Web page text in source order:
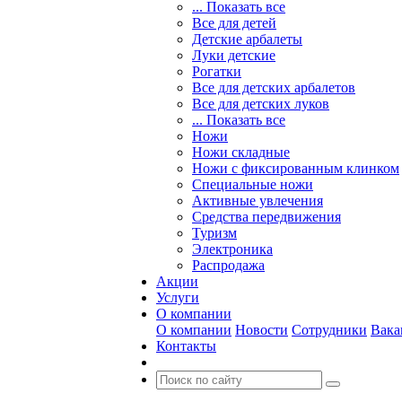
... Показать все
Все для детей
Детские арбалеты
Луки детские
Рогатки
Все для детских арбалетов
Все для детских луков
... Показать все
Ножи
Ножи складные
Ножи с фиксированным клинком
Специальные ножи
Активные увлечения
Средства передвижения
Туризм
Электроника
Распродажа
Акции
Услуги
О компании
О компании Новости Сотрудники
Контакты